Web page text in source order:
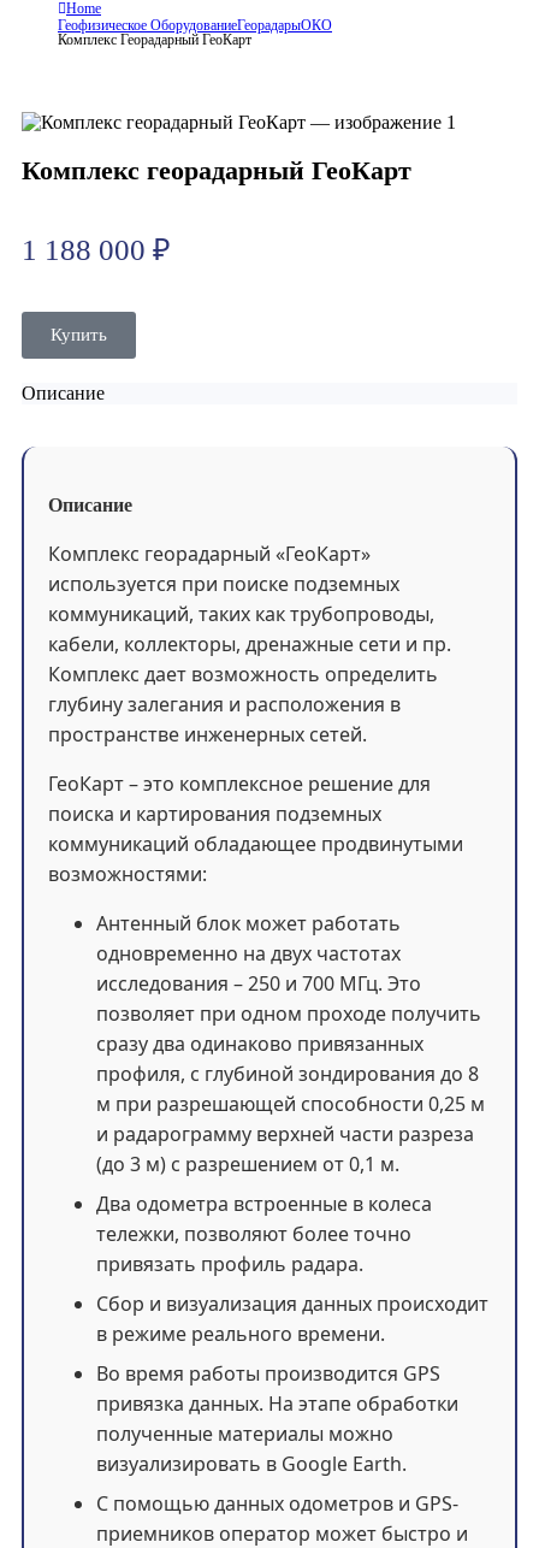
Home
Геофизическое ОборудованиеГеорадарыОКО
Комплекс Георадарный ГеоКарт
Комплекс георадарный ГеоКарт
1 188 000 ₽
Купить
Описание
Описание
Комплекс георадарный «ГеоКарт»
используется при поиске подземных
коммуникаций, таких как трубопроводы,
кабели, коллекторы, дренажные сети и пр.
Комплекс дает возможность определить
глубину залегания и расположения в
пространстве инженерных сетей.
ГеоКарт – это комплексное решение для
поиска и картирования подземных
коммуникаций обладающее продвинутыми
возможностями:
Антенный блок может работать
одновременно на двух частотах
исследования – 250 и 700 МГц. Это
позволяет при одном проходе получить
сразу два одинаково привязанных
профиля, с глубиной зондирования до 8
м при разрешающей способности 0,25 м
и радарограмму верхней части разреза
(до 3 м) с разрешением от 0,1 м.
Два одометра встроенные в колеса
тележки, позволяют более точно
привязать профиль радара.
Сбор и визуализация данных происходит
в режиме реального времени.
Во время работы производится GPS
привязка данных. На этапе обработки
полученные материалы можно
визуализировать в Google Earth.
С помощью данных одометров и GPS-
приемников оператор может быстро и